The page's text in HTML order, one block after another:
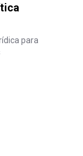
para